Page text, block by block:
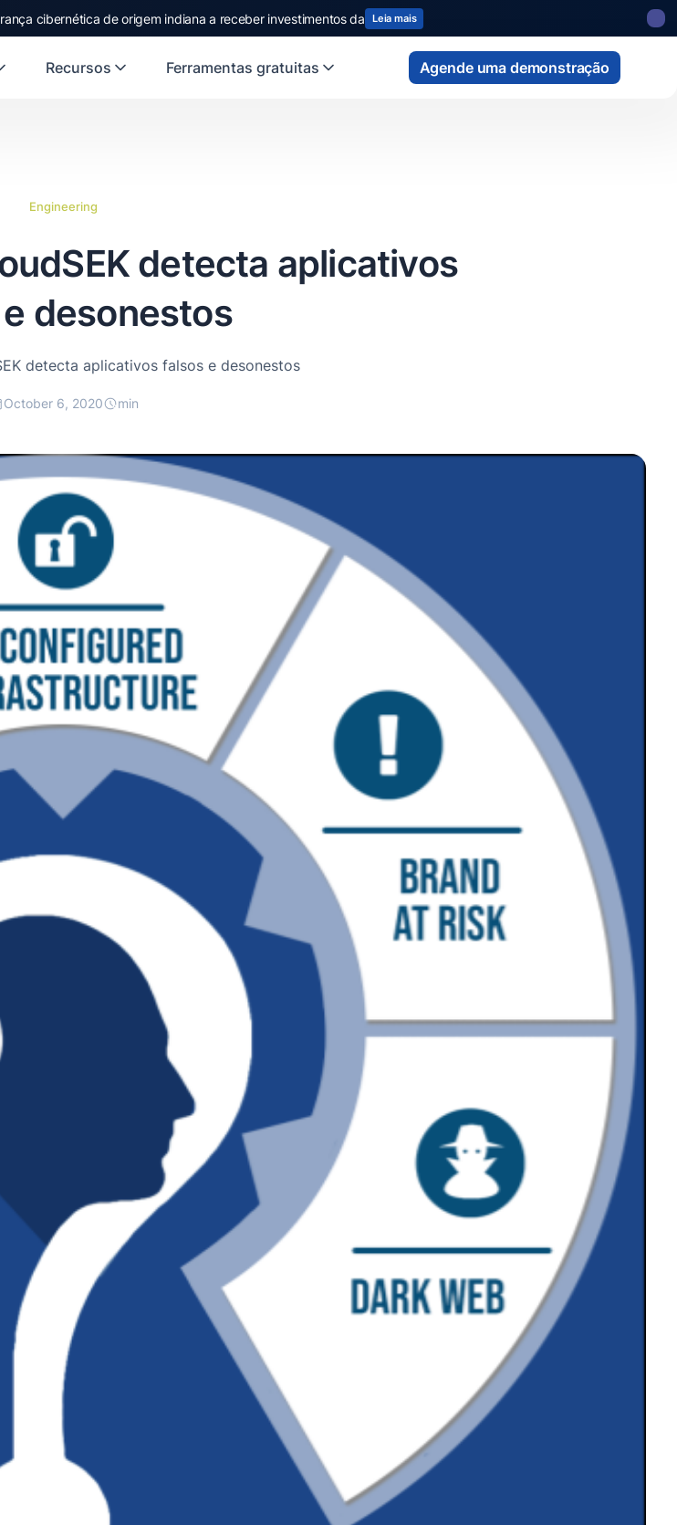
cibernética de origem indiana a receber investimentos da Leia mais
Recursos Ferramentas gratuitas Agende uma demonstração
Engineering
detecta aplicativos
desonestos
detecta aplicativos falsos e desonestos
October 6, 2020 min